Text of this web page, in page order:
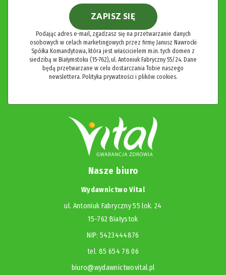
ZAPISZ SIĘ
Podając adres e-mail, zgadzasz się na przetwarzanie danych
osobowych w celach marketingowych przez firmę Janusz Nawrocki
Spółka Komandytowa, która jest właścicielem m.in. tych domen z
siedzibą w Białymstoku (15-762), ul. Antoniuk Fabryczny 55/24. Dane
będą przetwarzane w celu dostarczania Tobie naszego
newslettera. Polityka prywatności i plików cookies.
Nasze biuro
Wydawnictwo Vital
ul. Antoniuk Fabryczny 55 lok. 24
15-762 Białystok
NIP: 5423444876
tel. 85 654 78 06
biuro@wydawnictwovital.pl